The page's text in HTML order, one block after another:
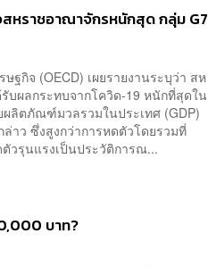
สหราชอาณาจักรหนักสุด กลุ่ม G7
ฐกิจ (OECD) เผยรายงานระบุว่า สห
บผลกระทบจากโควิด-19 หนักที่สุดใน
ลิตภัณฑ์มวลรวมในประเทศ (GDP)
าว ซึ่งสูงกว่าการหดตัวโดยรวมที่
วรุนแรงเป็นประวัติการณ...
บาท?